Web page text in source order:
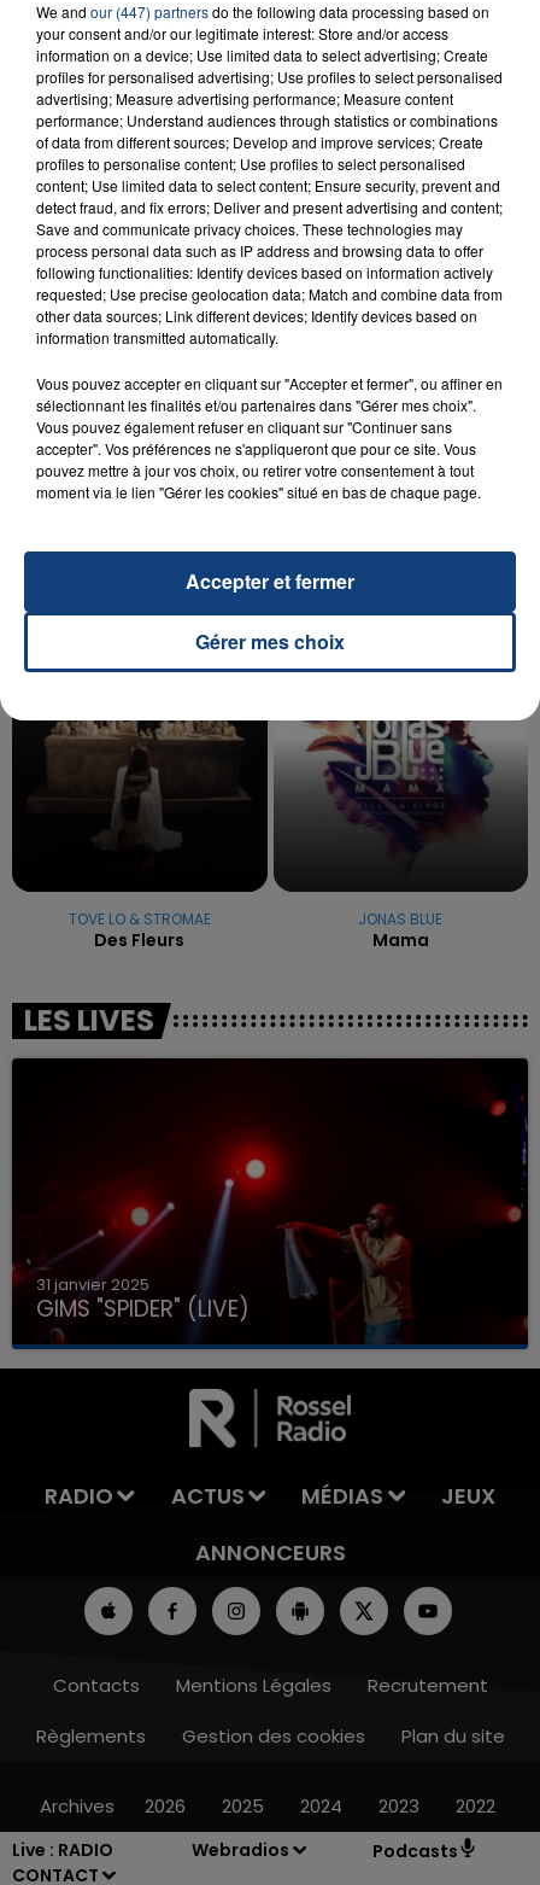
Live : RADIO
CONTACT
Webradios Podcasts
23 juillet 2026
INCENDIE MORTEL À LENS : UNE FEMME ET
SON BÉBÉ ENTRE LA VIE ET LA...
Un homme s'est immolé par le feu après avoir
aspergé sa compagne et leur bébé de trois mois
d'un liquide inflammable.
20 juillet 2026
UNE ADOLESCENTE DEVANT SE FAIRE
OPÉRER DE LA CHEVILLE RESSORT DE LA...
reconnu sa responsabilité et présenté ses
TITRES DIFFUSÉS
16h01
16h01
TOVE LO & STROMAE
Des Fleurs
15h57
15h57
JONAS BLUE
Mama
LES LIVES
31 janvier 2025
GIMS "SPIDER" (LIVE)
RADIO ACTUS MÉDIAS
JEUX
ANNONCEURS
Contacts Mentions Légales
Recrutement
Règlements
Gestion des cookies Plan du site
Archives 2026 2025 2024 2023 2022
We and our (447) partnersdo the following data processing based on
your consent and/or our legitimate interest: Store and/or access
information on a device; Use limited data to select advertising; Create
profiles for personalised advertising; Use profiles to select personalised
advertising; Measure advertising performance; Measure content
performance; Understand audiences through statistics or combinations
of data from different sources; Develop and improve services; Create
profiles to personalise content; Use profiles to select personalised
content; Use limited data to select content; Ensure security, prevent and
detect fraud, and fix errors; Deliver and present advertising and content;
Save and communicate privacy choices. These technologies may
process personal data such as IP address and browsing data to offer
following functionalities: Identify devices based on information actively
requested; Use precise geolocation data; Match and combine data from
other data sources; Link different devices; Identify devices based on
information transmitted automatically.
Vous pouvez accepter en cliquant sur "Accepter et fermer", ou affiner en
sélectionnant les finalités et/ou partenaires dans "Gérer mes choix".
Vous pouvez également refuser en cliquant sur "Continuer sans
accepter". Vos préférences ne s'appliqueront que pour ce site. Vous
pouvez mettre à jour vos choix, ou retirer votre consentement à tout
moment via le lien "Gérer les cookies" situé en bas de chaque page.
Gérer mes choix
Accepter et fermer